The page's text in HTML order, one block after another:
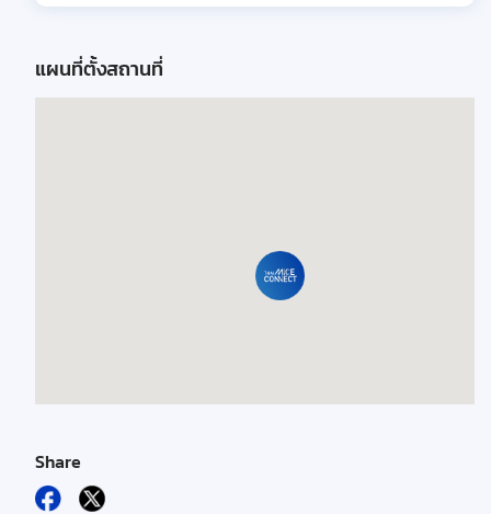
แผนที่ตั้งสถานที่
Share